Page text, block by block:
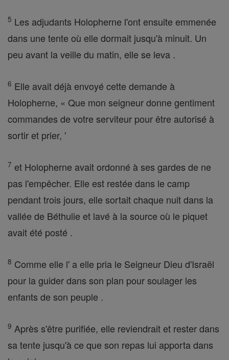
5 Les adjudants Holopherne l'ont ensuite emmenée
dans une tente où elle dormait jusqu'à minuit. Un
peu avant la veille du matin, elle se leva .
6 Elle avait déjà envoyé cette demande à
Holopherne, « Que mon seigneur donne gentiment
commandes de votre serviteur pour être autorisé à
sortir et prier, '
7 et Holopherne avait ordonné à ses gardes de ne
pas l'empêcher. Elle est restée dans le camp
pendant trois jours, elle sortait chaque nuit dans la
vallée de Béthulie et lavé à la source où le piquet
avait été posté .
8 Comme elle l' a elle pria le Seigneur Dieu d'Israël
pour la guider dans son plan pour soulager les
enfants de son peuple .
9 Après s'être purifiée, elle reviendrait et rester dans
sa tente jusqu'à ce que son repas lui apporta dans